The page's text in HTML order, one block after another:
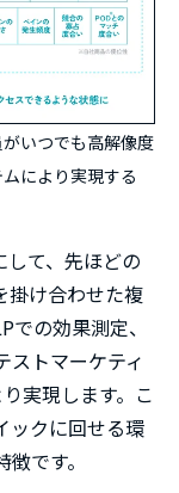
いつでも高解像度
により実現する
して、先ほどの
掛け合わせた複
の効果測定、
ストマーケティ
実現します。こ
ックに回せる環
です。